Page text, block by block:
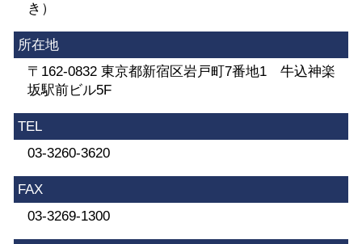
き）
所在地
〒162-0832 東京都新宿区岩戸町7番地1 牛込神楽
坂駅前ビル5F
TEL
03-3260-3620
FAX
03-3269-1300